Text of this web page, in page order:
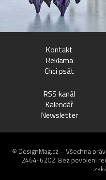
Kontakt
Reklama
Chci psát
RSS kanál
Kalendář
Newsletter
© DesignMag.cz – Všechna
2464-6202. Bez povolení